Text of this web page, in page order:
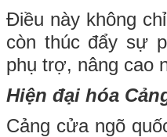
Điều này không
còn thúc đẩy sự
phụ trợ, nâng cao
Hiện đại hóa
Cảng cửa ngõ